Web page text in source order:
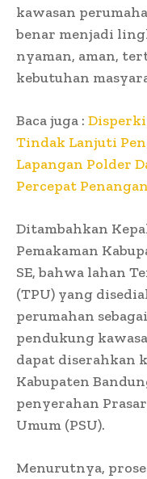
kawasan
benar menjadi
nyaman, aman,
kebutuhan
Baca juga :
Tindak Lanjuti
Lapangan Polder
Percepat
Ditambahkan
Pemakaman
SE, bahwa lahan
(TPU) yang
perumahan
pendukung
dapat diserahkan
Kabupaten
penyerahan
Umum (PSU).
Menurutnya,